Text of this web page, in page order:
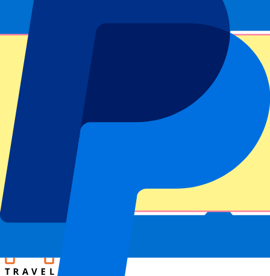
Envoyer
Vos informations seront utilisées conformément à notrePrivacy
Policy
Merci d'avoir envoyé le formulaire !
Informations sur l'événement
À propos de Wimbledon 2026 - Jour 11 - Simple
Dames demi-finales
Niveau ATP / Grand Chelem
Wimbledon 2026
Stade
Lieu de l'événement
London, Royaume-Uni